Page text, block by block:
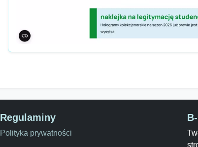
Regulaminy
Polityka prywatności